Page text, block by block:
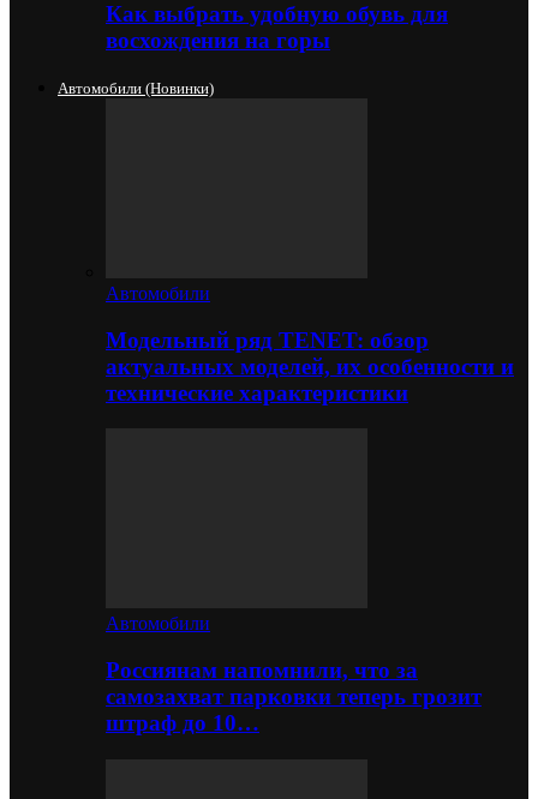
Как выбрать удобную обувь для
восхождения на горы
Автомобили (новинки)
Автомобили
Модельный ряд TENET: обзор
актуальных моделей, их особенности и
технические характеристики
Автомобили
Россиянам напомнили, что за
самозахват парковки теперь грозит
штраф до 10…